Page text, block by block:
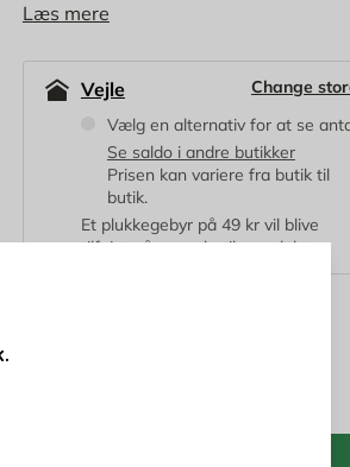
adskillelseslag. Fremstillet af
Læs mere
Vejle
Change
Vælg en alternativ for at se
Se saldo i andre butikker
Prisen kan variere fra butik til
butik.
Et plukkegebyr på 49 kr vil blive
tilføjet på vores butiksprodukter.